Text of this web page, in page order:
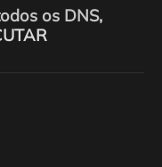
os DNS,